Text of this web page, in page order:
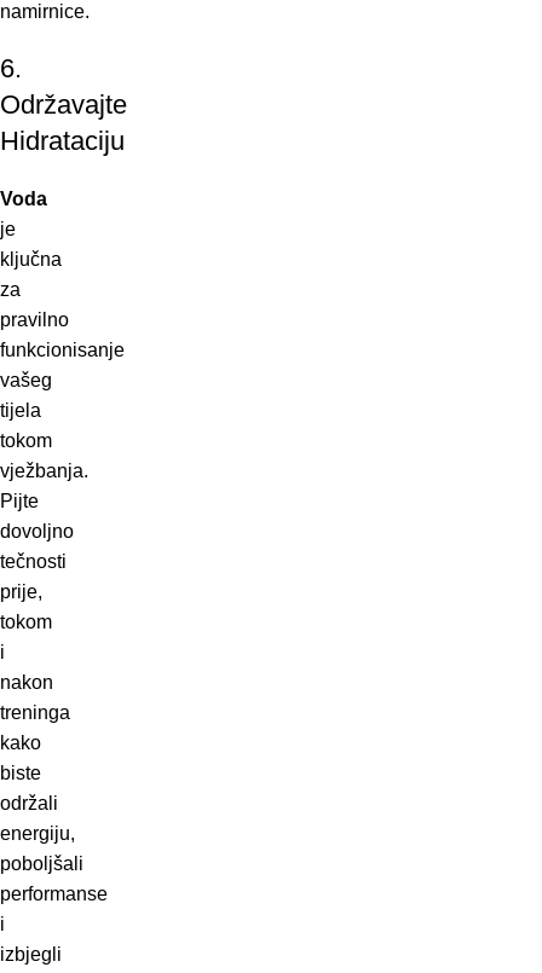
namirnice.
6.
Održavajte
Hidrataciju
Voda
je
ključna
za
pravilno
funkcionisanje
vašeg
tijela
tokom
vježbanja.
Pijte
dovoljno
tečnosti
prije,
tokom
i
nakon
treninga
kako
biste
održali
energiju,
poboljšali
performanse
i
izbjegli